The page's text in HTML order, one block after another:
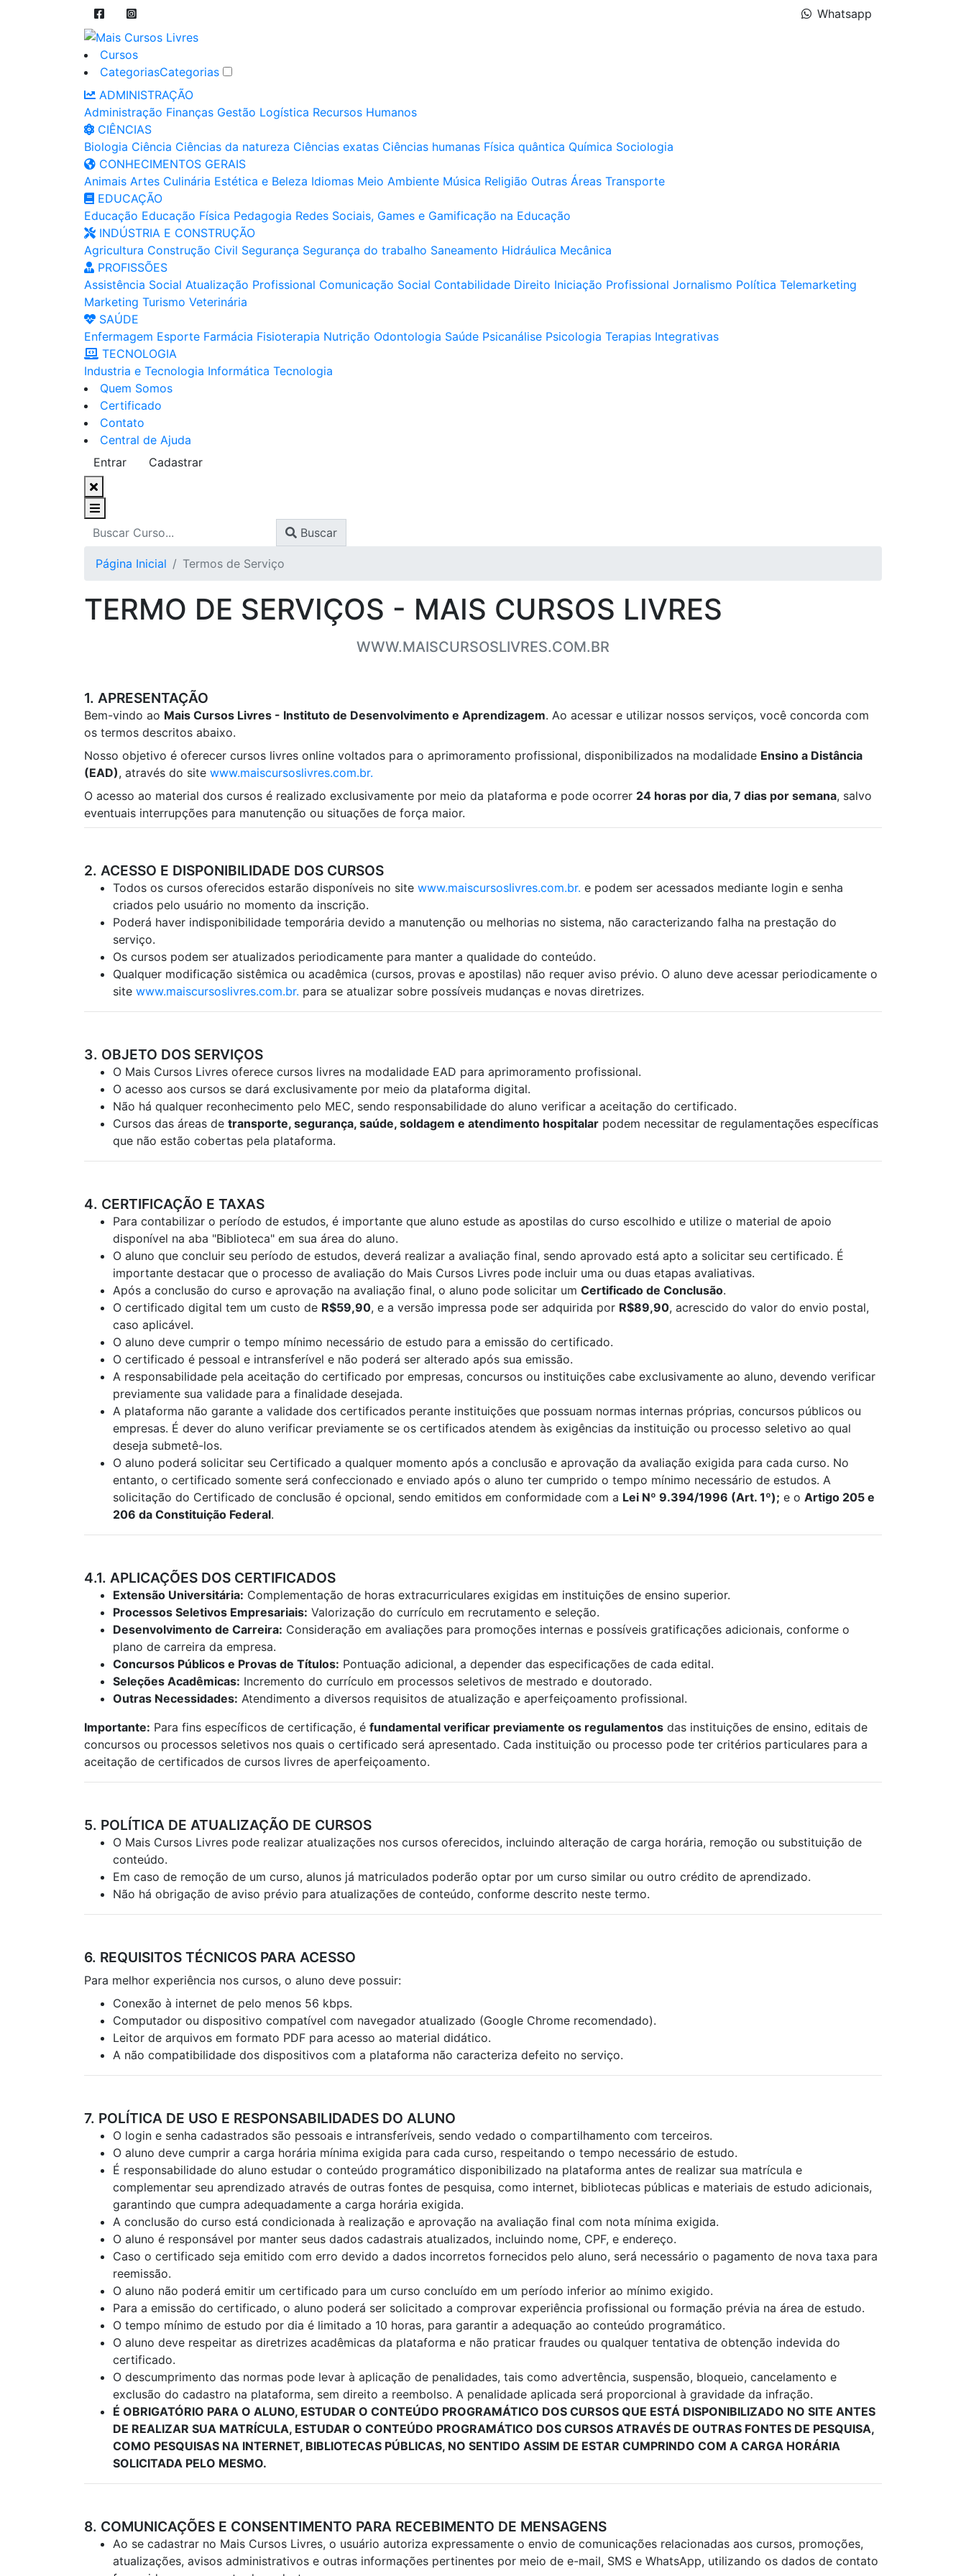
Whatsapp
Cursos
CategoriasCategorias
ADMINISTRAÇÃO
Administração Finanças Gestão Logística Recursos Humanos
CIÊNCIAS
Biologia Ciência Ciências da natureza Ciências exatas Ciências humanas Física quântica Química Sociologia
CONHECIMENTOS GERAIS
Animais Artes Culinária Estética e Beleza Idiomas Meio Ambiente Música Religião Outras Áreas Transporte
EDUCAÇÃO
Educação Educação Física Pedagogia Redes Sociais, Games e Gamificação na Educação
INDÚSTRIA E CONSTRUÇÃO
Agricultura Construção Civil Segurança Segurança do trabalho Saneamento Hidráulica Mecânica
PROFISSÕES
Assistência Social Atualização Profissional Comunicação Social Contabilidade Direito Iniciação Profissional Jornalismo Política Telemarketing
Marketing Turismo Veterinária
SAÚDE
Enfermagem Esporte Farmácia Fisioterapia Nutrição Odontologia Saúde Psicanálise Psicologia Terapias Integrativas
TECNOLOGIA
Industria e Tecnologia Informática Tecnologia
Quem Somos
Certificado
Contato
Central de Ajuda
Entrar
Cadastrar
Buscar
Página Inicial Termos de Serviço
TERMO DE SERVIÇOS - MAIS CURSOS LIVRES
WWW.MAISCURSOSLIVRES.COM.BR
1. APRESENTAÇÃO
Bem-vindo ao Mais Cursos Livres - Instituto de Desenvolvimento e Aprendizagem. Ao acessar e utilizar nossos serviços, você concorda com
os termos descritos abaixo.
Nosso objetivo é oferecer cursos livres online voltados para o aprimoramento profissional, disponibilizados na modalidade Ensino a Distância
(EAD), através do site www.maiscursoslivres.com.br.
O acesso ao material dos cursos é realizado exclusivamente por meio da plataforma e pode ocorrer 24 horas por dia, 7 dias por semana, salvo
eventuais interrupções para manutenção ou situações de força maior.
2. ACESSO E DISPONIBILIDADE DOS CURSOS
Todos os cursos oferecidos estarão disponíveis no site www.maiscursoslivres.com.br. e podem ser acessados mediante login e senha
criados pelo usuário no momento da inscrição.
Poderá haver indisponibilidade temporária devido a manutenção ou melhorias no sistema, não caracterizando falha na prestação do
serviço.
Os cursos podem ser atualizados periodicamente para manter a qualidade do conteúdo.
Qualquer modificação sistêmica ou acadêmica (cursos, provas e apostilas) não requer aviso prévio. O aluno deve acessar periodicamente o
site www.maiscursoslivres.com.br. para se atualizar sobre possíveis mudanças e novas diretrizes.
3. OBJETO DOS SERVIÇOS
O Mais Cursos Livres oferece cursos livres na modalidade EAD para aprimoramento profissional.
O acesso aos cursos se dará exclusivamente por meio da plataforma digital.
Não há qualquer reconhecimento pelo MEC, sendo responsabilidade do aluno verificar a aceitação do certificado.
Cursos das áreas de transporte, segurança, saúde, soldagem e atendimento hospitalar podem necessitar de regulamentações específicas
que não estão cobertas pela plataforma.
4. CERTIFICAÇÃO E TAXAS
Para contabilizar o período de estudos, é importante que aluno estude as apostilas do curso escolhido e utilize o material de apoio
disponível na aba "Biblioteca" em sua área do aluno.
O aluno que concluir seu período de estudos, deverá realizar a avaliação final, sendo aprovado está apto a solicitar seu certificado. É
importante destacar que o processo de avaliação do Mais Cursos Livres pode incluir uma ou duas etapas avaliativas.
Após a conclusão do curso e aprovação na avaliação final, o aluno pode solicitar um Certificado de Conclusão.
O certificado digital tem um custo de R$59,90, e a versão impressa pode ser adquirida por R$89,90, acrescido do valor do envio postal,
caso aplicável.
O aluno deve cumprir o tempo mínimo necessário de estudo para a emissão do certificado.
O certificado é pessoal e intransferível e não poderá ser alterado após sua emissão.
A responsabilidade pela aceitação do certificado por empresas, concursos ou instituições cabe exclusivamente ao aluno, devendo verificar
previamente sua validade para a finalidade desejada.
A plataforma não garante a validade dos certificados perante instituições que possuam normas internas próprias, concursos públicos ou
empresas. É dever do aluno verificar previamente se os certificados atendem às exigências da instituição ou processo seletivo ao qual
deseja submetê-los.
O aluno poderá solicitar seu Certificado a qualquer momento após a conclusão e aprovação da avaliação exigida para cada curso. No
entanto, o certificado somente será confeccionado e enviado após o aluno ter cumprido o tempo mínimo necessário de estudos. A
solicitação do Certificado de conclusão é opcional, sendo emitidos em conformidade com a Lei Nº 9.394/1996 (Art. 1º); e o Artigo 205 e
206 da Constituição Federal.
4.1. APLICAÇÕES DOS CERTIFICADOS
Extensão Universitária: Complementação de horas extracurriculares exigidas em instituições de ensino superior.
Processos Seletivos Empresariais: Valorização do currículo em recrutamento e seleção.
Desenvolvimento de Carreira: Consideração em avaliações para promoções internas e possíveis gratificações adicionais, conforme o
plano de carreira da empresa.
Concursos Públicos e Provas de Títulos: Pontuação adicional, a depender das especificações de cada edital.
Seleções Acadêmicas: Incremento do currículo em processos seletivos de mestrado e doutorado.
Outras Necessidades: Atendimento a diversos requisitos de atualização e aperfeiçoamento profissional.
Importante: Para fins específicos de certificação, é fundamental verificar previamente os regulamentos das instituições de ensino, editais de
concursos ou processos seletivos nos quais o certificado será apresentado. Cada instituição ou processo pode ter critérios particulares para a
aceitação de certificados de cursos livres de aperfeiçoamento.
5. POLÍTICA DE ATUALIZAÇÃO DE CURSOS
O Mais Cursos Livres pode realizar atualizações nos cursos oferecidos, incluindo alteração de carga horária, remoção ou substituição de
conteúdo.
Em caso de remoção de um curso, alunos já matriculados poderão optar por um curso similar ou outro crédito de aprendizado.
Não há obrigação de aviso prévio para atualizações de conteúdo, conforme descrito neste termo.
6. REQUISITOS TÉCNICOS PARA ACESSO
Para melhor experiência nos cursos, o aluno deve possuir:
Conexão à internet de pelo menos 56 kbps.
Computador ou dispositivo compatível com navegador atualizado (Google Chrome recomendado).
Leitor de arquivos em formato PDF para acesso ao material didático.
A não compatibilidade dos dispositivos com a plataforma não caracteriza defeito no serviço.
7. POLÍTICA DE USO E RESPONSABILIDADES DO ALUNO
O login e senha cadastrados são pessoais e intransferíveis, sendo vedado o compartilhamento com terceiros.
O aluno deve cumprir a carga horária mínima exigida para cada curso, respeitando o tempo necessário de estudo.
É responsabilidade do aluno estudar o conteúdo programático disponibilizado na plataforma antes de realizar sua matrícula e
complementar seu aprendizado através de outras fontes de pesquisa, como internet, bibliotecas públicas e materiais de estudo adicionais,
garantindo que cumpra adequadamente a carga horária exigida.
A conclusão do curso está condicionada à realização e aprovação na avaliação final com nota mínima exigida.
O aluno é responsável por manter seus dados cadastrais atualizados, incluindo nome, CPF, e endereço.
Caso o certificado seja emitido com erro devido a dados incorretos fornecidos pelo aluno, será necessário o pagamento de nova taxa para
reemissão.
O aluno não poderá emitir um certificado para um curso concluído em um período inferior ao mínimo exigido.
Para a emissão do certificado, o aluno poderá ser solicitado a comprovar experiência profissional ou formação prévia na área de estudo.
O tempo mínimo de estudo por dia é limitado a 10 horas, para garantir a adequação ao conteúdo programático.
O aluno deve respeitar as diretrizes acadêmicas da plataforma e não praticar fraudes ou qualquer tentativa de obtenção indevida do
certificado.
O descumprimento das normas pode levar à aplicação de penalidades, tais como advertência, suspensão, bloqueio, cancelamento e
exclusão do cadastro na plataforma, sem direito a reembolso. A penalidade aplicada será proporcional à gravidade da infração.
É OBRIGATÓRIO PARA O ALUNO, ESTUDAR O CONTEÚDO PROGRAMÁTICO DOS CURSOS QUE ESTÁ DISPONIBILIZADO NO SITE ANTES
DE REALIZAR SUA MATRÍCULA, ESTUDAR O CONTEÚDO PROGRAMÁTICO DOS CURSOS ATRAVÉS DE OUTRAS FONTES DE PESQUISA,
COMO PESQUISAS NA INTERNET, BIBLIOTECAS PÚBLICAS, NO SENTIDO ASSIM DE ESTAR CUMPRINDO COM A CARGA HORÁRIA
SOLICITADA PELO MESMO.
8. COMUNICAÇÕES E CONSENTIMENTO PARA RECEBIMENTO DE MENSAGENS
Ao se cadastrar no Mais Cursos Livres, o usuário autoriza expressamente o envio de comunicações relacionadas aos cursos, promoções,
atualizações, avisos administrativos e outras informações pertinentes por meio de e-mail, SMS e WhatsApp, utilizando os dados de contato